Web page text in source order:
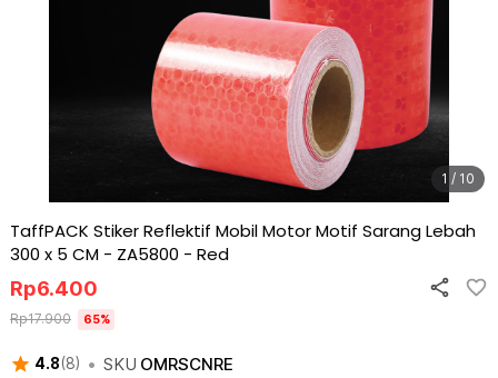
1 / 10
TaffPACK Stiker Reflektif Mobil Motor Motif Sarang Lebah
300 x 5 CM - ZA5800 - Red
4.8(8) • SKU OMRSCNRE
Rp6.400
Rp17.900 65%